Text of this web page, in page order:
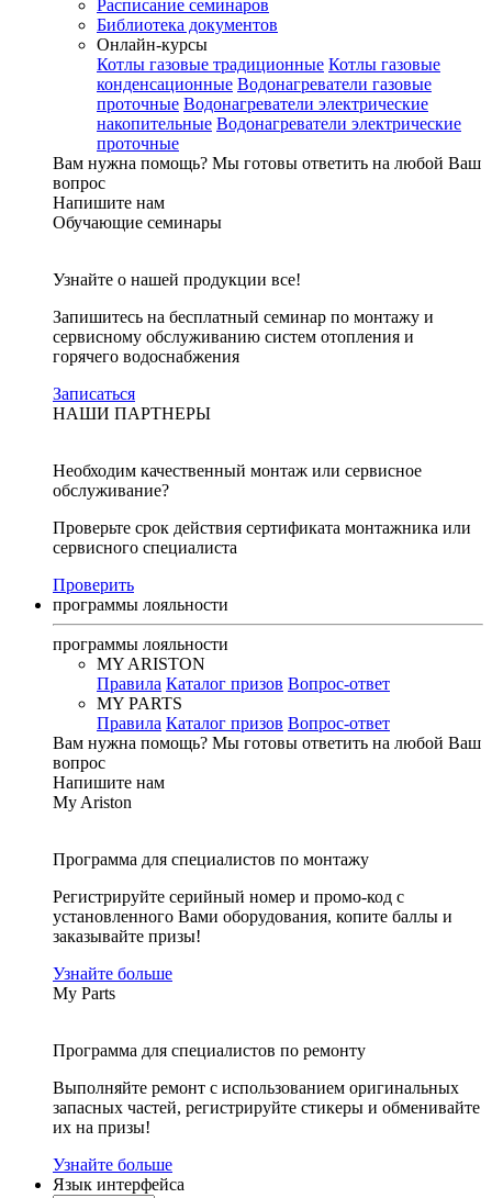
Расписание семинаров
Библиотека документов
Онлайн-курсы
Котлы газовые традиционные Котлы газовые
конденсационные Водонагреватели газовые
проточные Водонагреватели электрические
накопительные Водонагреватели электрические
проточные
Вам нужна помощь? Мы готовы ответить на любой Ваш
вопрос
Напишите нам
Обучающие семинары
Узнайте о нашей продукции все!
Запишитесь на бесплатный семинар по монтажу и
сервисному обслуживанию систем отопления и
горячего водоснабжения
Записаться
НАШИ ПАРТНЕРЫ
Необходим качественный монтаж или сервисное
обслуживание?
Проверьте срок действия сертификата монтажника или
сервисного специалиста
Проверить
программы лояльности
программы лояльности
MY ARISTON
Правила Каталог призов Вопрос-ответ
MY PARTS
Правила Каталог призов Вопрос-ответ
Вам нужна помощь? Мы готовы ответить на любой Ваш
вопрос
Напишите нам
My Ariston
Программа для специалистов по монтажу
Регистрируйте серийный номер и промо-код с
установленного Вами оборудования, копите баллы и
заказывайте призы!
Узнайте больше
My Parts
Программа для специалистов по ремонту
Выполняйте ремонт с использованием оригинальных
запасных частей, регистрируйте стикеры и обменивайте
их на призы!
Узнайте больше
Язык интерфейса